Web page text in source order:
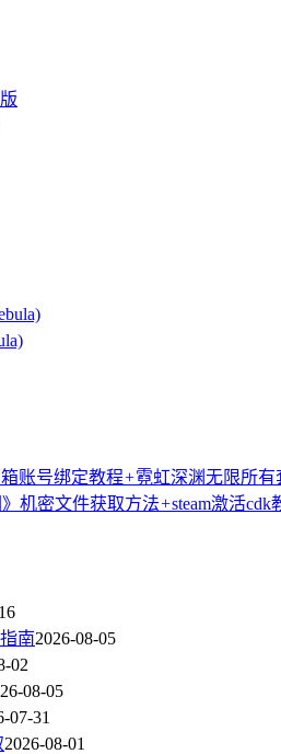
账号绑定教程+霓虹深渊无限所
》机密文件获取方法+steam激活cdk
南2026-08-05
02
08-05
07-31
2026-08-01